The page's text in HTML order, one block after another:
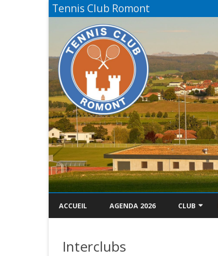
Tennis Club Romont
ACCUEIL AGENDA 2026 CLUB
Interclubs